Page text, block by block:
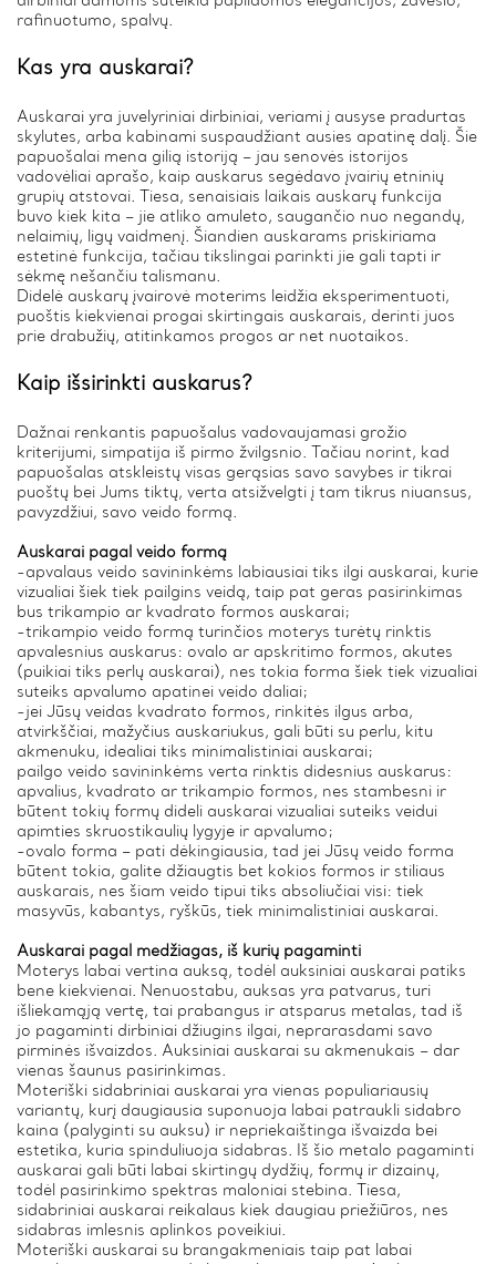
rafinuotumo, spalvų.
Kas yra auskarai?
Auskarai yra juvelyriniai dirbiniai, veriami į ausyse pradurtas
skylutes, arba kabinami suspaudžiant ausies apatinę dalį. Šie
papuošalai mena gilią istoriją – jau senovės istorijos
vadovėliai aprašo, kaip auskarus segėdavo įvairių etninių
grupių atstovai. Tiesa, senaisiais laikais auskarų funkcija
buvo kiek kita – jie atliko amuleto, saugančio nuo negandų,
nelaimių, ligų vaidmenį. Šiandien auskarams priskiriama
estetinė funkcija, tačiau tikslingai parinkti jie gali tapti ir
sėkmę nešančiu talismanu.
Didelė auskarų įvairovė moterims leidžia eksperimentuoti,
puoštis kiekvienai progai skirtingais auskarais, derinti juos
prie drabužių, atitinkamos progos ar net nuotaikos.
Kaip išsirinkti auskarus?
Dažnai renkantis papuošalus vadovaujamasi grožio
kriterijumi, simpatija iš pirmo žvilgsnio. Tačiau norint, kad
papuošalas atskleistų visas gerąsias savo savybes ir tikrai
puoštų bei Jums tiktų, verta atsižvelgti į tam tikrus niuansus,
pavyzdžiui, savo veido formą.
Auskarai pagal veido formą
-apvalaus veido savininkėms labiausiai tiks ilgi auskarai, kurie
vizualiai šiek tiek pailgins veidą, taip pat geras pasirinkimas
bus trikampio ar kvadrato formos auskarai;
-trikampio veido formą turinčios moterys turėtų rinktis
apvalesnius auskarus: ovalo ar apskritimo formos, akutes
(puikiai tiks perlų auskarai), nes tokia forma šiek tiek vizualiai
suteiks apvalumo apatinei veido daliai;
-jei Jūsų veidas kvadrato formos, rinkitės ilgus arba,
atvirkščiai, mažyčius auskariukus, gali būti su perlu, kitu
akmenuku, idealiai tiks minimalistiniai auskarai;
pailgo veido savininkėms verta rinktis didesnius auskarus:
apvalius, kvadrato ar trikampio formos, nes stambesni ir
būtent tokių formų dideli auskarai vizualiai suteiks veidui
apimties skruostikaulių lygyje ir apvalumo;
-ovalo forma – pati dėkingiausia, tad jei Jūsų veido forma
būtent tokia, galite džiaugtis bet kokios formos ir stiliaus
auskarais, nes šiam veido tipui tiks absoliučiai visi: tiek
masyvūs, kabantys, ryškūs, tiek minimalistiniai auskarai.
Auskarai pagal medžiagas, iš kurių pagaminti
Moterys labai vertina auksą, todėl auksiniai auskarai patiks
bene kiekvienai. Nenuostabu, auksas yra patvarus, turi
išliekamąją vertę, tai prabangus ir atsparus metalas, tad iš
jo pagaminti dirbiniai džiugins ilgai, neprarasdami savo
pirminės išvaizdos. Auksiniai auskarai su akmenukais – dar
vienas šaunus pasirinkimas.
Moteriški sidabriniai auskarai yra vienas populiariausių
variantų, kurį daugiausia suponuoja labai patraukli sidabro
kaina (palyginti su auksu) ir nepriekaištinga išvaizda bei
estetika, kuria spinduliuoja sidabras. Iš šio metalo pagaminti
auskarai gali būti labai skirtingų dydžių, formų ir dizainų,
todėl pasirinkimo spektras maloniai stebina. Tiesa,
sidabriniai auskarai reikalaus kiek daugiau priežiūros, nes
sidabras imlesnis aplinkos poveikiui.
Moteriški auskarai su brangakmeniais taip pat labai